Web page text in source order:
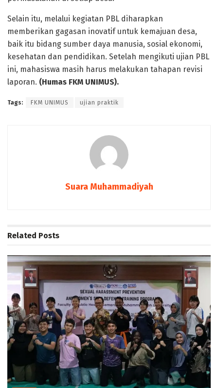
Selain itu, melalui kegiatan PBL diharapkan
memberikan gagasan inovatif untuk kemajuan desa,
baik itu bidang sumber daya manusia, sosial ekonomi,
kesehatan dan pendidikan. Setelah mengikuti ujian PBL
ini, mahasiswa masih harus melakukan tahapan revisi
laporan. (Humas FKM UNIMUS).
Tags: FKM UNIMUS ujian praktik
Suara Muhammadiyah
Related Posts